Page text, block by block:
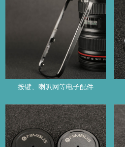
按键、喇叭网等电子配件